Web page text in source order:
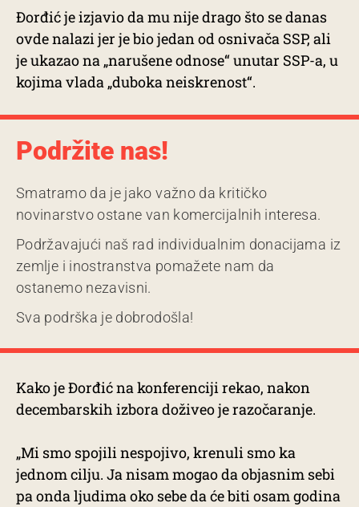
Đorđić je izjavio da mu nije drago što se danas
ovde nalazi jer je bio jedan od osnivača SSP, ali
je ukazao na „narušene odnose“ unutar SSP-a, u
kojima vlada „duboka neiskrenost“.
Podržite nas!
Smatramo da je jako važno da kritičko
novinarstvo ostane van komercijalnih interesa.
Podržavajući naš rad individualnim donacijama iz
zemlje i inostranstva pomažete nam da
ostanemo nezavisni.
Sva podrška je dobrodošla!
Kako je Đorđić na konferenciji rekao, nakon
decembarskih izbora doživeo je razočaranje.
„Mi smo spojili nespojivo, krenuli smo ka
jednom cilju. Ja nisam mogao da objasnim sebi
pa onda ljudima oko sebe da će biti osam godina